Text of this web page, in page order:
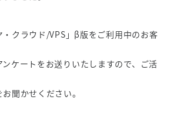
・クラウド/VPS」β版をご利用中のお客
ケートをお送りいたしますので、ご活
聞かせください。